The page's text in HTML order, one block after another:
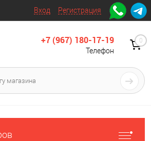
Вход Регистрация
+7 (967) 180-17-19
Телефон
0